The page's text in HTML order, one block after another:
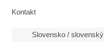
Kontakt
Slovensko / slovenský